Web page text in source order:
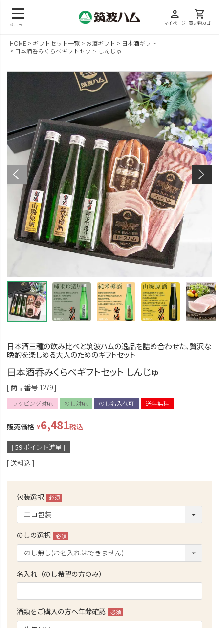
メニュー
person
マイページ
shopping_cart
買い物カゴ
HOME ギフトセット一覧 お酒ギフト
日本酒ギフト
日本酒呑みくらべギフトセット しんじゅ
日本酒三種の飲み比べと筑波ハムの逸品を詰め合わせた、贅沢な
晩酌を楽しめる大人のためのギフトセット
日本酒呑みくらべギフトセット しんじゅ
商品番号 1279
ラッピング対応 のし対応 のし名入れ可 送料無料
販売価格 ¥6,481税込
[59 ポイント進呈 ]
送料込
包装選択
(必
須)
のしの選択
(必
須)
名入れ（のし希望の方のみ）
酒類をご購入の方へ年齢確認
(必